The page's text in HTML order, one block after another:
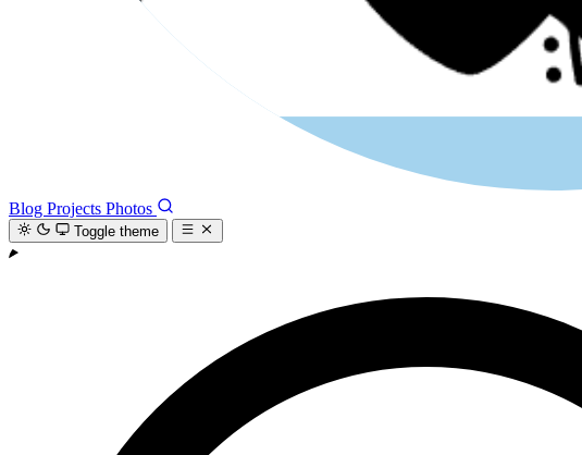
Blog Projects Photos
Toggle theme